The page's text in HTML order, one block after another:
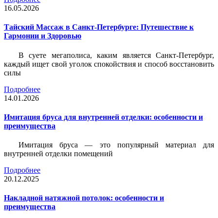
16.05.2026
Тайский Массаж в Санкт-Петербурге: Путешествие к
Гармонии и Здоровью
В суете мегаполиса, каким является Санкт-Петербург,
каждый ищет свой уголок спокойствия и способ восстановить
силы
Подробнее
14.01.2026
Имитация бруса для внутренней отделки: особенности и
преимущества
Имитация бруса — это популярный материал для
внутренней отделки помещений
Подробнее
20.12.2025
Накладной натяжной потолок: особенности и
преимущества